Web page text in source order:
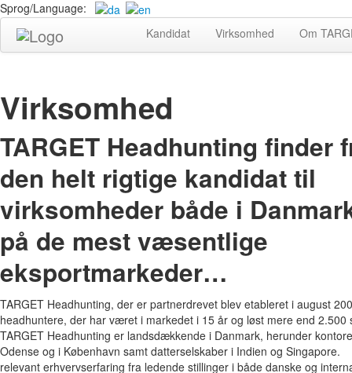
Sprog/Language:
Kandidat
Virksomhed Om
Virksomhed
TARGET Headhunting finder
den helt rigtige kandidat til
virksomheder både i
på de mest væsentlige
eksportmarkeder…
TARGET Headhunting, der er partnerdrevet blev etableret i august
headhuntere, der har været i markedet i 15 år og løst mere end 2.500
TARGET Headhunting er landsdækkende i Danmark, herunder
Odense og i København samt datterselskaber i Indien og
relevant erhvervserfaring fra ledende stillinger i både danske og